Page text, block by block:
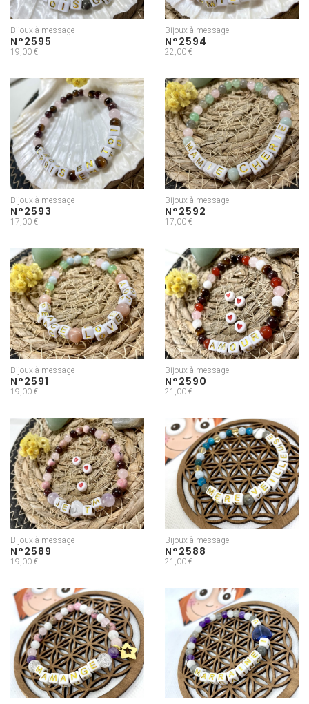
Bijoux à message
N°2595
19,00 €
Bijoux à message
N°2594
22,00 €
Bijoux à message
N°2593
17,00 €
Bijoux à message
N°2592
17,00 €
Bijoux à message
N°2591
19,00 €
Bijoux à message
N°2590
21,00 €
Bijoux à message
N°2589
19,00 €
Bijoux à message
N°2588
21,00 €